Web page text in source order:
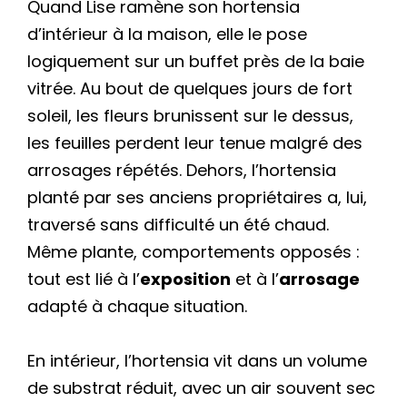
Quand Lise ramène son hortensia
d’intérieur à la maison, elle le pose
logiquement sur un buffet près de la baie
vitrée. Au bout de quelques jours de fort
soleil, les fleurs brunissent sur le dessus,
les feuilles perdent leur tenue malgré des
arrosages répétés. Dehors, l’hortensia
planté par ses anciens propriétaires a, lui,
traversé sans difficulté un été chaud.
Même plante, comportements opposés :
tout est lié à l’exposition et à l’arrosage
adapté à chaque situation.
En intérieur, l’hortensia vit dans un volume
de substrat réduit, avec un air souvent sec